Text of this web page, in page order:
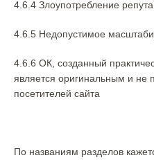
4.6.4 Злоупотребление
4.6.5 Недопустимое
4.6.6 ОК, созданный
является оригинальным и не
посетителей сайта
По названиям разделов